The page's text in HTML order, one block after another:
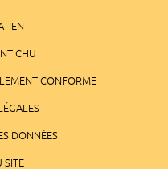
CHU
CONFORME
DONNÉES
SITE